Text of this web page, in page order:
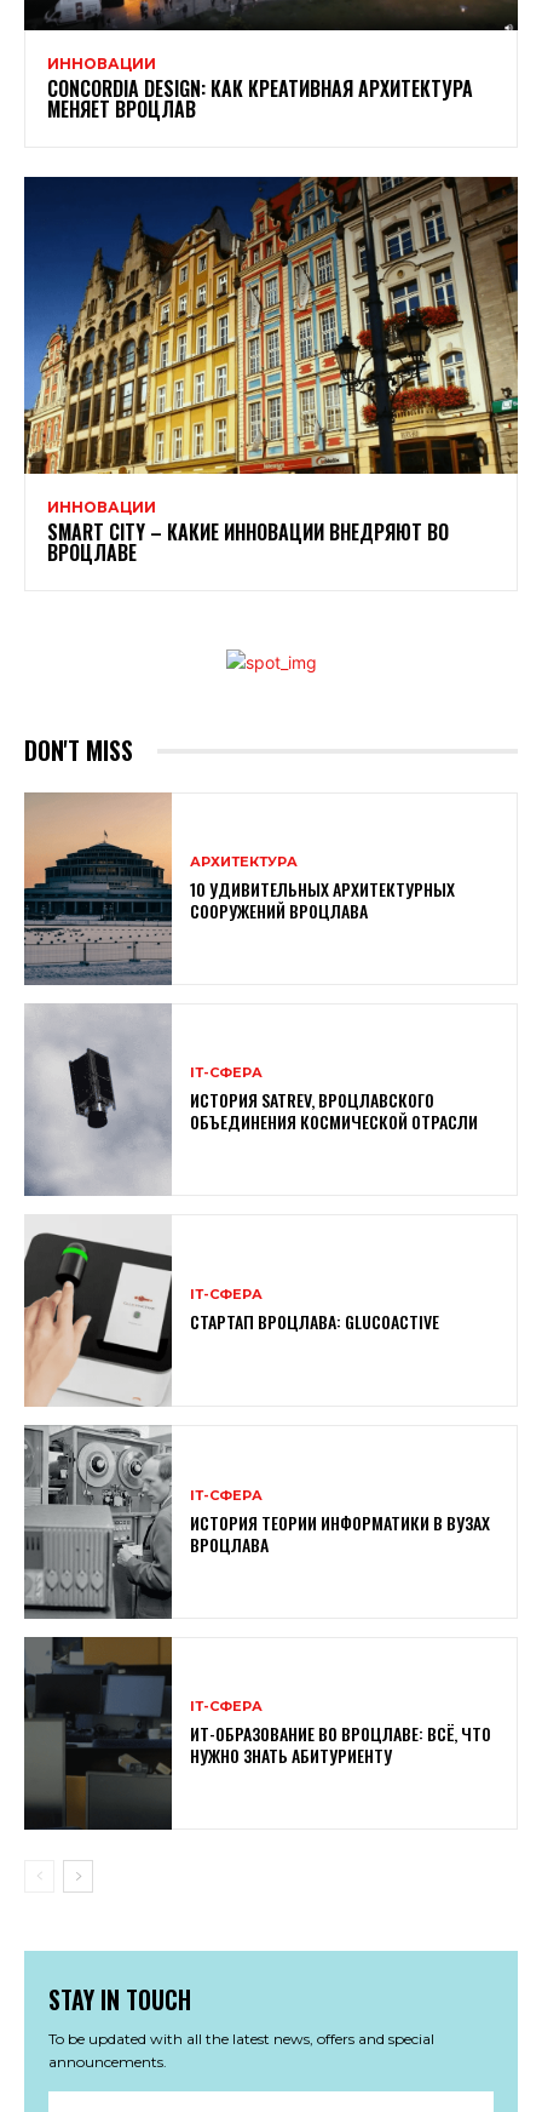
ИННОВАЦИИ
CONCORDIA DESIGN: КАК КРЕАТИВНАЯ АРХИТЕКТУРА
МЕНЯЕТ ВРОЦЛАВ
ИННОВАЦИИ
SMART CITY – КАКИЕ ИННОВАЦИИ ВНЕДРЯЮТ ВО
ВРОЦЛАВЕ
DON'T MISS
АРХИТЕКТУРА
10 УДИВИТЕЛЬНЫХ АРХИТЕКТУРНЫХ
СООРУЖЕНИЙ ВРОЦЛАВА
ІТ-СФЕРА
ИСТОРИЯ SATREV, ВРОЦЛАВСКОГО
ОБЪЕДИНЕНИЯ КОСМИЧЕСКОЙ ОТРАСЛИ
ІТ-СФЕРА
СТАРТАП ВРОЦЛАВА: GLUCOACTIVE
ІТ-СФЕРА
ИСТОРИЯ ТЕОРИИ ИНФОРМАТИКИ В ВУЗАХ
ВРОЦЛАВА
ІТ-СФЕРА
ИТ-ОБРАЗОВАНИЕ ВО ВРОЦЛАВЕ: ВСЁ, ЧТО
НУЖНО ЗНАТЬ АБИТУРИЕНТУ
STAY IN TOUCH
To be updated with all the latest news, offers and special
announcements.